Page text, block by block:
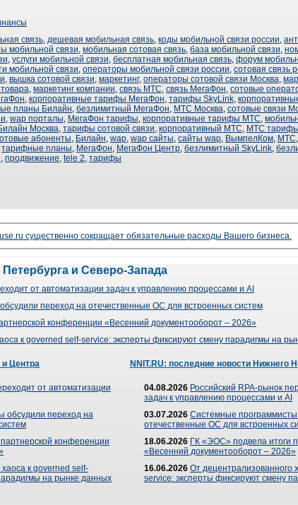
связь, дешевая мобильная связь, коды мобильной связи россии,
мобильной связи, мобильная сотовая связь, база мобильной связи,
, услуги мобильной связи, бесплатная мобильная связь, форум
мобильной связи, операторы мобильной связи россии, сотовая связь
, вышка сотовой связи, маркетинг, операторы сотовой связи Москва,
, маркетинг компании, связь МТС, связь МегаФон, сотовые
, корпоративные тарифы МегаФон, тарифы SkyLink,
планы Билайн, безлимитный МегаФон, МТС Москва, сотовые связи
, wap порталы, МегаФон тарифы, корпоративные тарифы МТС,
Москва, тарифы сотовой связи, корпоративный МТС, МТС тарифы
абоненты, Билайн, wap, wap сайты, сайты wap, ВымпелКом, МТС,
тарифные планы, МегаФон, МегаФон Центр, безлимитный SkyLink,
, продвижение, tele 2, тарифы
существенно сокращает обязательные расходы Вашего бизнеса.
и Северо-Запада
от автоматизации задач к управлению процессами и AI
переход на отечественные ОС для встроенных систем
конференции «Весенний документооборот – 2026»
к governed self-service: эксперты фиксируют смену парадигмы на
и Центра
от автоматизации
обсудили переход на
конференции
к governed self-
на рынке данных
NNIT.RU: последние новости Нижнего
04.08.2026 Российский RPA-рынок
задач к управлению процессами и AI
03.07.2026 Системные
отечественные ОС для встроенных
18.06.2026 ГК «ЭОС» подвела итоги
«Весенний документооборот – 2026»
16.06.2026 От децентрализованного
service: эксперты фиксируют смену